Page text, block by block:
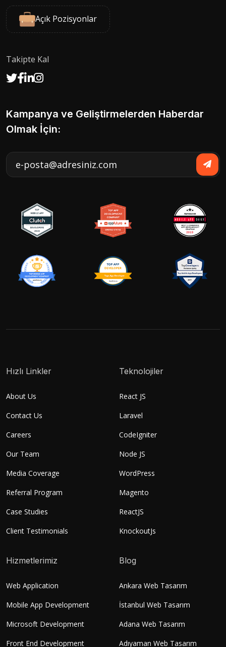
Açık Pozisyonlar
Takipte Kal
Kampanya ve Geliştirmelerden Haberdar
Olmak İçin:
Hızlı Linkler
About Us
Contact Us
Careers
Our Team
Media Coverage
Referral Program
Case Studies
Client Testimonials
Teknolojiler
React JS
Laravel
CodeIgniter
Node JS
WordPress
Magento
ReactJS
KnockoutJs
Hizmetlerimiz
Web Application
Mobile App Development
Microsoft Development
Front End Development
Blog
Ankara Web Tasarım
İstanbul Web Tasarım
Adana Web Tasarım
Adıyaman Web Tasarım